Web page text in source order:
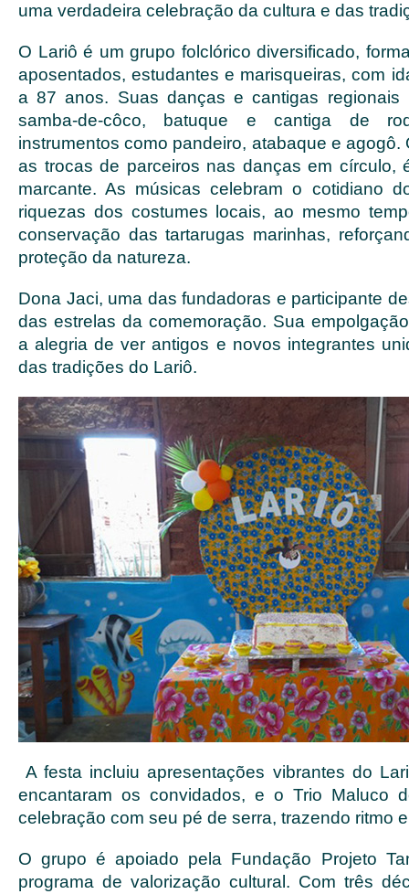
uma verdadeira celebração da cultura e das
O Lariô é um grupo folclórico diversificado,
aposentados, estudantes e marisqueiras, com
a 87 anos. Suas danças e cantigas regionais
samba-de-côco, batuque e cantiga de
instrumentos como pandeiro, atabaque e agogô.
as trocas de parceiros nas danças em círculo,
marcante. As músicas celebram o cotidiano
riquezas dos costumes locais, ao mesmo
conservação das tartarugas marinhas,
proteção da natureza.
Dona Jaci, uma das fundadoras e participante
das estrelas da comemoração. Sua
a alegria de ver antigos e novos integrantes
das tradições do Lariô.
A festa incluiu apresentações vibrantes do
encantaram os convidados, e o Trio Maluco
celebração com seu pé de serra, trazendo ritmo
O grupo é apoiado pela Fundação Projeto
programa de valorização cultural. Com três